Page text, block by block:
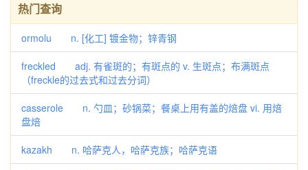
热门查询
ormolu n. [化工] 镀金物；锌青钢
freckled adj. 有雀斑的；有斑点的 v. 生斑点；布满斑点
（freckle的过去式和过去分词）
casserole n. 勺皿；砂锅菜；餐桌上用有盖的焙盘 vi. 用焙
盘焙
kazakh n. 哈萨克人，哈萨克族；哈萨克语